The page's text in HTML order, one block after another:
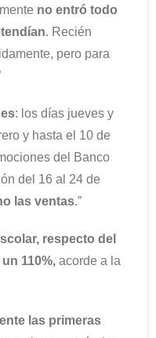
no entró todo
. Recién
pero para
: los días jueves y
y hasta el 10 de
del Banco
del 16 al 24 de
las ventas.”
respecto del
110%, acorde a la
las primeras